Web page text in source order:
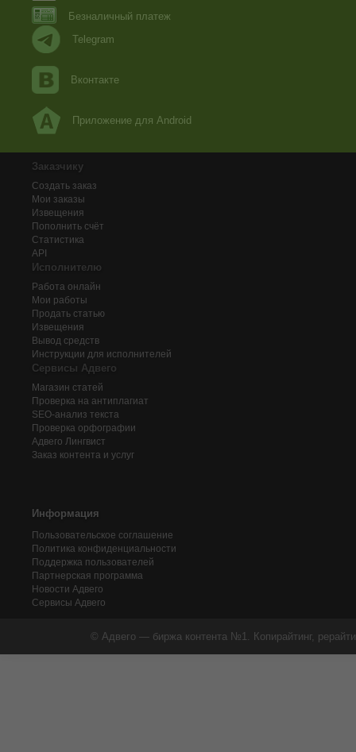
Безналичный платеж
Telegram
Вконтакте
Приложение для Android
Заказчику
Создать заказ
Мои заказы
Извещения
Пополнить счёт
Статистика
API
Исполнителю
Работа онлайн
Мои работы
Продать статью
Извещения
Вывод средств
Инструкции для исполнителей
Сервисы Адвего
Магазин статей
Проверка на антиплагиат
SEO-анализ текста
Проверка орфографии
Адвего Лингвист
Заказ контента и услуг
Информация
Пользовательское соглашение
Политика конфиденциальности
Поддержка пользователей
Партнерская программа
Новости Адвего
Сервисы Адвего
© Адвего — биржа контента №1. Копирайтинг,